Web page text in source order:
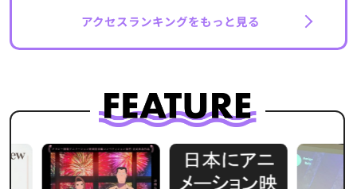
アクセスランキングをもっと見る